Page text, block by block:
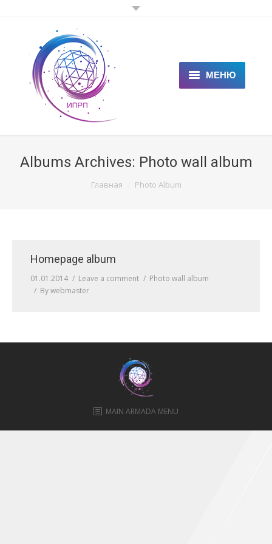
МЕНЮ
ГЛАВНАЯ
СПЕЦИАЛИСТАМ
СТАТЬИ
ПРАВИЛА
Albums Archives: Photo wall album
Главная Photo Album
Homepage album
01.01.2014 Leave a comment
Photo wall album
Bywebmaster
MAIN ARMADA MENU